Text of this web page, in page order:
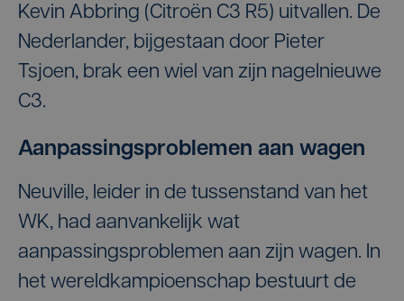
Kevin Abbring (Citroën C3 R5) uitvallen. De
Nederlander, bijgestaan door Pieter
Tsjoen, brak een wiel van zijn nagelnieuwe
C3.
Aanpassingsproblemen aan wagen
Neuville, leider in de tussenstand van het
WK, had aanvankelijk wat
aanpassingsproblemen aan zijn wagen. In
het wereldkampioenschap bestuurt de